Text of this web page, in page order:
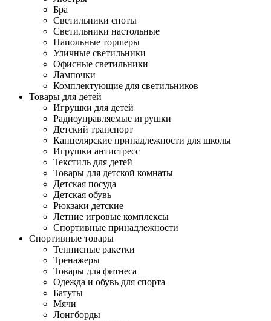
Бра
Светильники споты
Светильники настольные
Напольные торшеры
Уличные светильники
Офисные светильники
Лампочки
Комплектующие для светильников
Товары для детей
Игрушки для детей
Радиоуправляемые игрушки
Детский транспорт
Канцелярские принадлежности для школы
Игрушки антистресс
Текстиль для детей
Товары для детской комнаты
Детская посуда
Детская обувь
Рюкзаки детские
Летние игровые комплексы
Спортивные принадлежности
Спортивные товары
Теннисные ракетки
Тренажеры
Товары для фитнеса
Одежда и обувь для спорта
Батуты
Мячи
Лонгборды